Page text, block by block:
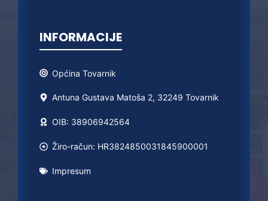
INFORMACIJE
Općina Tovarnik
Antuna Gustava Matoša 2, 32249 Tovarnik
OIB: 38906942564
Žiro-račun: HR3824850031845900001
Impresum